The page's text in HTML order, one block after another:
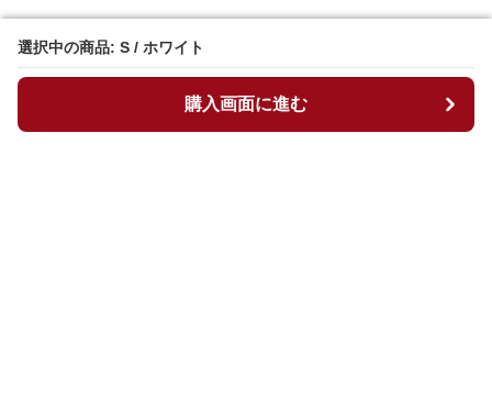
選択中の商品: S / ホワイト
購入画面に進む
選択中の商品: S / ホワイト
購入画面に進む